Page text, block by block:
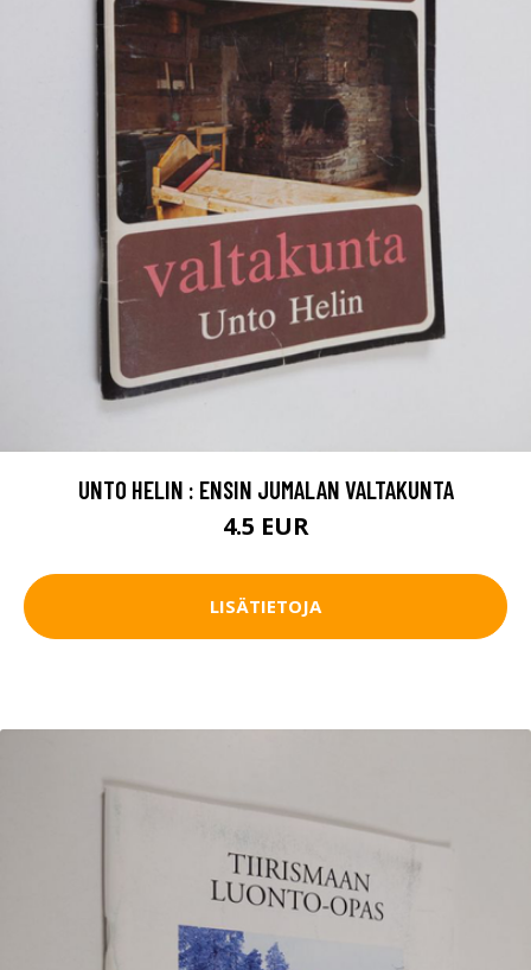
UNTO HELIN : ENSIN JUMALAN VALTAKUNTA
4.5 EUR
LISÄTIETOJA